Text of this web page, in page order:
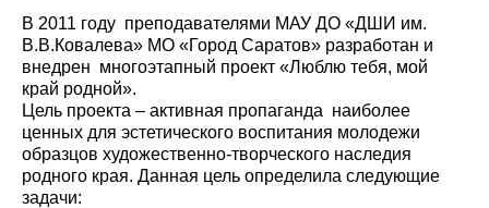
В 2011 году преподавателями МАУ ДО «ДШИ им.
В.В.Ковалева» МО «Город Саратов» разработан и
внедрен многоэтапный проект «Люблю тебя, мой
край родной».
Цель проекта – активная пропаганда наиболее
ценных для эстетического воспитания молодежи
образцов художественно-творческого наследия
родного края. Данная цель определила следующие
задачи: